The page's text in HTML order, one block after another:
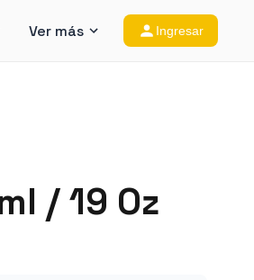
Ver más Ingresar
/ 19 Oz